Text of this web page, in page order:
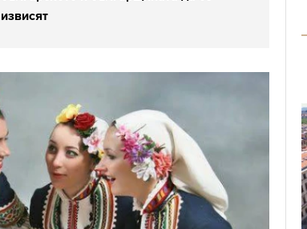
извисят